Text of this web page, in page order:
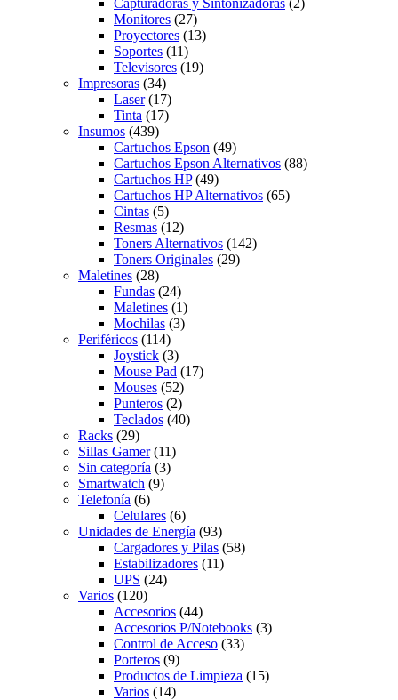
Capturadoras y Sintonizadoras (2)
Monitores (27)
Proyectores (13)
Soportes (11)
Televisores (19)
Impresoras (34)
Laser (17)
Tinta (17)
Insumos (439)
Cartuchos Epson (49)
Cartuchos Epson Alternativos (88)
Cartuchos HP (49)
Cartuchos HP Alternativos (65)
Cintas (5)
Resmas (12)
Toners Alternativos (142)
Toners Originales (29)
Maletines (28)
Fundas (24)
Maletines (1)
Mochilas (3)
Periféricos (114)
Joystick (3)
Mouse Pad (17)
Mouses (52)
Punteros (2)
Teclados (40)
Racks (29)
Sillas Gamer (11)
Sin categoría (3)
Smartwatch (9)
Telefonía (6)
Celulares (6)
Unidades de Energía (93)
Cargadores y Pilas (58)
Estabilizadores (11)
UPS (24)
Varios (120)
Accesorios (44)
Accesorios P/Notebooks (3)
Control de Acceso (33)
Porteros (9)
Productos de Limpieza (15)
Varios (14)